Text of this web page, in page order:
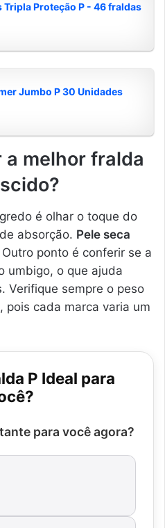
Tripla Proteção P - 46 fraldas
Jumbo P 30 Unidades
a melhor fralda
é olhar o toque do
absorção. Pele seca
ponto é conferir se a
umbigo, o que ajuda
Verifique sempre o peso
pois cada marca varia um
P Ideal para
para você agora?